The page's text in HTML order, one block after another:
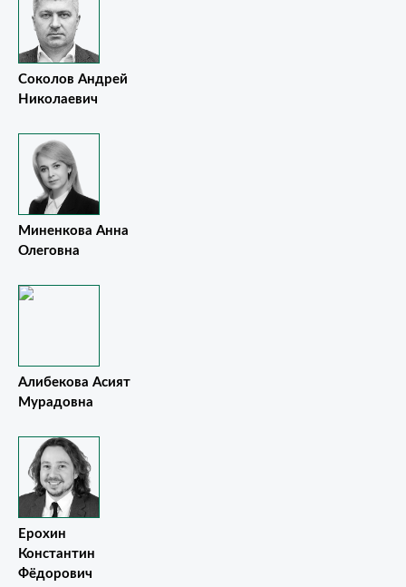
Соколов Андрей
Николаевич
Миненкова Анна
Олеговна
Алибекова Асият
Мурадовна
Ерохин
Константин
Фёдорович